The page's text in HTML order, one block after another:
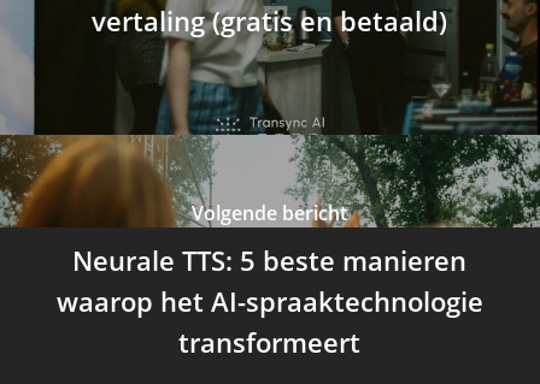
vertaling (gratis en betaald)
Volgende bericht
Neurale TTS: 5 beste manieren
waarop het AI-spraaktechnologie
transformeert